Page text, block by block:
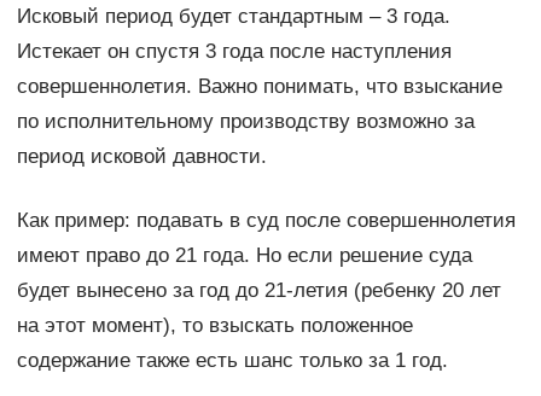
Исковый период будет стандартным – 3 года.
Истекает он спустя 3 года после наступления
совершеннолетия. Важно понимать, что взыскание
по исполнительному производству возможно за
период исковой давности.
Как пример: подавать в суд после совершеннолетия
имеют право до 21 года. Но если решение суда
будет вынесено за год до 21-летия (ребенку 20 лет
на этот момент), то взыскать положенное
содержание также есть шанс только за 1 год.